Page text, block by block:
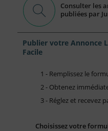
Consulter les
publiées par
Publier votre Annonce
Facile
1 - Remplissez le
2 - Obtenez
3 - Réglez et recevez
Choisissez votre